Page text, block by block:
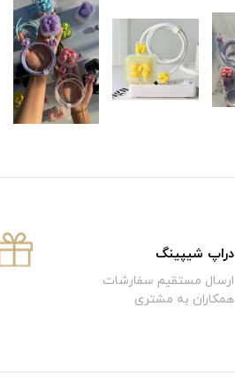
دراپ شیپینگ
ارسال مستقیم سفارشات
همکاران به مشتری